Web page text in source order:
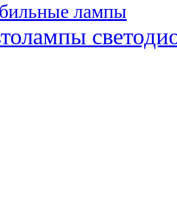
лампы